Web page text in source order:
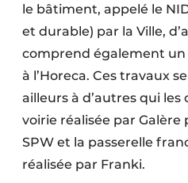
le bâtiment, appelé le
et durable) par la Ville,
comprend également
à l’Horeca. Ces travaux
ailleurs à d’autres qui
voirie réalisée par
SPW et la passerelle
réalisée par Franki.